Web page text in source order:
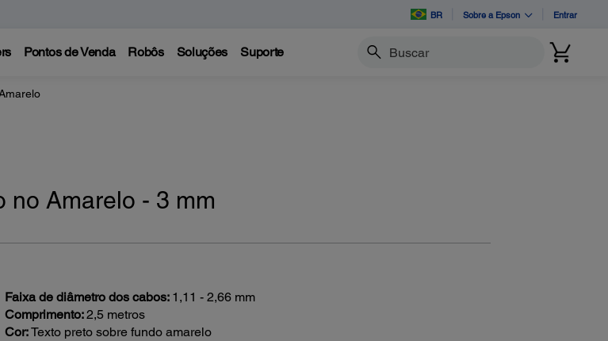
BR Sobre a Epson Entrar
Pontos de Venda Robôs Soluções Suporte Buscar
no Amarelo - 3 mm
Faixa de diâmetro dos cabos: 1,11 - 2,66 mm
Comprimento:2,5 metros
Cor:Texto preto sobre fundo amarelo